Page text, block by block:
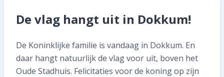
De vlag hangt uit in Dokkum!
De Koninklijke familie is vandaag in Dokkum. En
daar hangt natuurlijk de vlag voor uit, boven het
Oude Stadhuis. Felicitaties voor de koning op zijn
Hoe wij werken
Kennisbank
Nieuws en publicaties